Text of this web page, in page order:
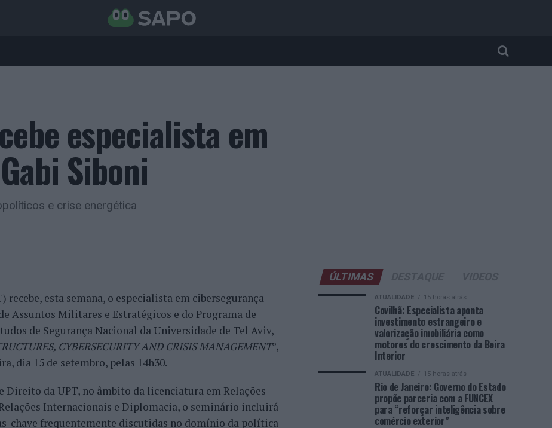
especialista em
Siboni
e crise energética
recebe, esta semana, o especialista em cibersegurança
Assuntos Militares e Estratégicos e do Programa de
de Segurança Nacional da Universidade de Tel Aviv,
CYBERSECURITY AND CRISIS MANAGEMENT”,
dia 15 de setembro, pelas 14h30.
Direito da UPT, no âmbito da licenciatura em Relações
Internacionais e Diplomacia, o seminário incluirá
chave frequentemente discutidas no domínio da política
ÚLTIMAS
ATUALIDADE 15 horas atrás
Covilhã: Especialista aponta
investimento estrangeiro e
valorização imobiliária como
motores do crescimento da Beira
Interior
ATUALIDADE 15 horas atrás
Rio de Janeiro: Governo do Estado
propõe parceria com a FUNCEX
para “reforçar inteligência sobre
comércio exterior”